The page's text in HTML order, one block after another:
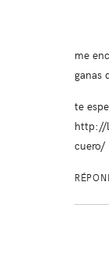
me
ganas
te
http://
cuero/